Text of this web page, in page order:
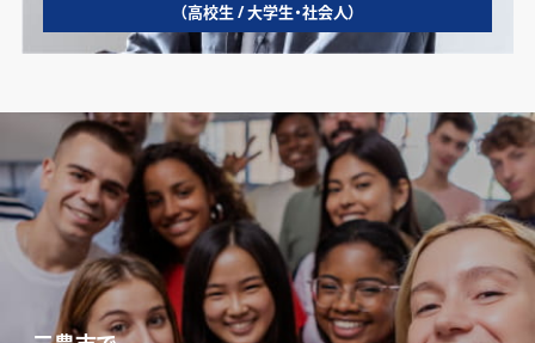
（高校生 / 大学生・社会人）